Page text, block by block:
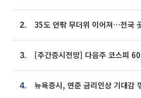
2.
3.
4.